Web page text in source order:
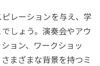
レーションを与え、学
しょう。演奏会やアウ
ョン、ワークショッ
まざまな背景を持つミ